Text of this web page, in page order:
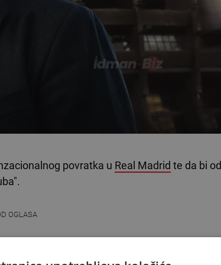
povratka u Real Madrid te da bi od
OGLASA
je glavni, praktički i jedini kandidat za novog
sezona posljednjih godina.